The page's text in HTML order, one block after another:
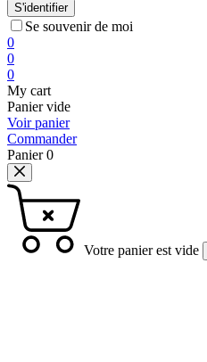
S'identifier
Se souvenir de moi
0
0
0
My cart
Panier vide
Voir panier
Commander
Panier0
Votre panier est vide